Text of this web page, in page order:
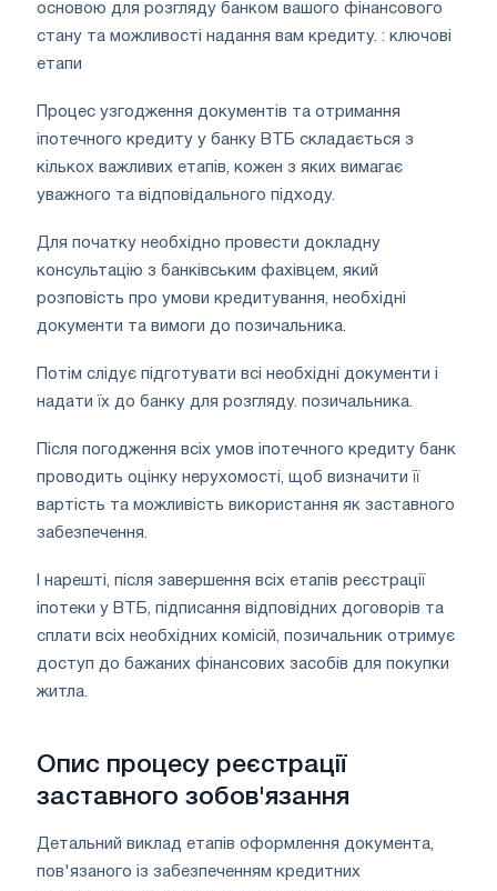
основою для розгляду банком вашого фінансового
стану та можливості надання вам кредиту. : ключові
етапи
Процес узгодження документів та отримання
іпотечного кредиту у банку ВТБ складається з
кількох важливих етапів, кожен з яких вимагає
уважного та відповідального підходу.
Для початку необхідно провести докладну
консультацію з банківським фахівцем, який
розповість про умови кредитування, необхідні
документи та вимоги до позичальника.
Потім слідує підготувати всі необхідні документи і
надати їх до банку для розгляду. позичальника.
Після погодження всіх умов іпотечного кредиту банк
проводить оцінку нерухомості, щоб визначити її
вартість та можливість використання як заставного
забезпечення.
І нарешті, після завершення всіх етапів реєстрації
іпотеки у ВТБ, підписання відповідних договорів та
сплати всіх необхідних комісій, позичальник отримує
доступ до бажаних фінансових засобів для покупки
житла.
Опис процесу реєстрації
заставного зобов'язання
Детальний виклад етапів оформлення документа,
пов'язаного із забезпеченням кредитних